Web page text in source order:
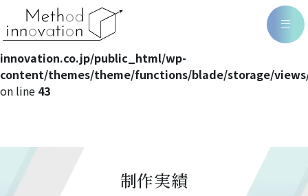
Warning: Undefined array key 0 in
/home/methodin/method-
innovation.co.jp/public_html/wp-
content/themes/theme/functions/blade/storage/views/
on line 43
制作実績